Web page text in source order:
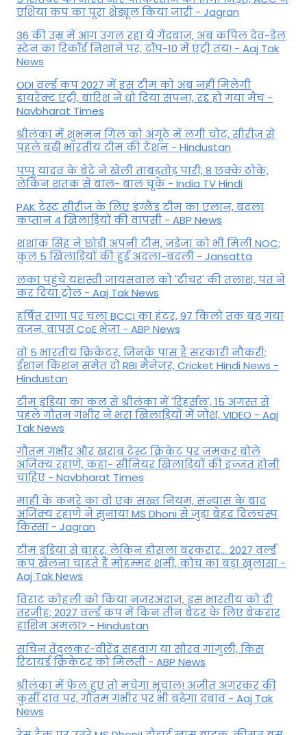
एशिया कप का पूरा शेड्यूल किया जारी - Jagran
36 की उम्र में आग उगल रहा ये गेंदबाज, अब कपिल देव-डेल
स्टेन का रिकॉर्ड निशाने पर, टॉप-10 में एंट्री तय! - Aaj Tak
News
ODI वर्ल्ड कप 2027 में इस टीम को अब नहीं मिलेगी
डायरेक्ट एंट्री, बारिश ने धो दिया सपना, रद्द हो गया मैच -
Navbharat Times
श्रीलंका में शुभमन गिल को अंगूठे में लगी चोट, सीरीज से
पहले बढ़ी भारतीय टीम की टेंशन - Hindustan
पप्पू यादव के बेटे ने खेली ताबड़तोड़ पारी, 8 छक्के ठोके,
लेकिन शतक से बाल- बाल चूके - India TV Hindi
PAK टेस्ट सीरीज के लिए इंग्लैंड टीम का एलान, बदला
कप्तान 4 खिलाड़ियों की वापसी - ABP News
शशांक सिंह ने छोड़ी अपनी टीम, जडेजा को भी मिली NOC;
कुल 5 खिलाड़ियों की हुई अदला-बदली - Jansatta
लंका पहुंचे यशस्वी जायसवाल को 'टीचर' की तलाश, पंत ने
कर द‍िया ट्रोल - Aaj Tak News
हर्षित राणा पर चला BCCI का हंटर, 97 किलो तक बढ़ गया
वजन, वापस CoE भेजा - ABP News
वो 5 भारतीय क्रिकेटर, जिनके पास है सरकारी नौकरी;
ईशान किशन समेत दो RBI मैनेजर, Cricket Hindi News -
Hindustan
टीम इंडिया का कल से श्रीलंका में 'रिहर्सल', 15 अगस्त से
पहले गौतम गंभीर ने भरा ख‍िलाड़‍ियों में जोश, VIDEO - Aaj
Tak News
गौतम गंभीर और खराब टेस्ट क्रिकेट पर जमकर बोले
अजिंक्य रहाणे, कहा- सीनियर खिलाड़ियों की इज्जत होनी
चाहिए - Navbharat Times
माही के कमरे का वो एक सख्त नियम, संन्यास के बाद
अजिंक्‍य रहाणे ने सुनाया MS Dhoni से जुड़ा बेहद दिलचस्प
किस्सा - Jagran
टीम इंडिया से बाहर, लेकिन हौसला बरकरार... 2027 वर्ल्ड
कप खेलना चाहते हैं मोहम्मद शमी, कोच का बड़ा खुलासा -
Aaj Tak News
विराट कोहली को किया नजरअंदाज, इस भारतीय को दी
तरजीह; 2027 वर्ल्ड कप में किन तीन बैटर के लिए बेकरार
हाशिम अमला? - Hindustan
सचिन तेंदुलकर-वीरेंद्र सहवाग या सौरव गांगुली, किस
रिटायर्ड क्रिकेटर को मिलती - ABP News
श्रीलंका में फेल हुए तो मचेगा भूचाल! अजीत अगरकर की
कुर्सी दांव पर, गौतम गंभीर पर भी बढ़ेगा दबाव - Aaj Tak
News